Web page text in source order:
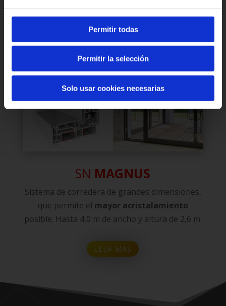
Permitir todas
Permitir la selección
Solo usar cookies necesarias
LEER MÁS
SN MAGNUS
Sistema de corredera de grandes dimensiones,
que permite el mayor acristalamiento
posible. Hasta 4,0 m de ancho y altura de 2,6 m.
LEER MÁS